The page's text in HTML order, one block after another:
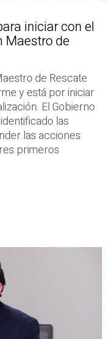
iniciar con el
Maestro de
de Rescate
y está por iniciar
El Gobierno
las
las acciones
primeros